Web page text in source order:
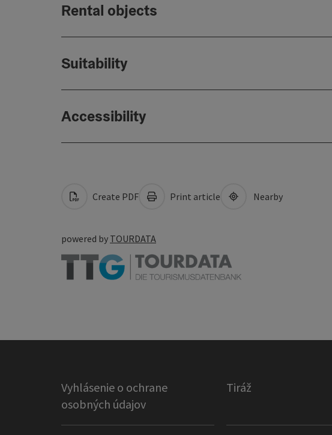
Rental objects
Suitability
Accessibility
Create PDF Print article Nearby
powered by TOURDATA
Vyhlásenie o ochrane
osobných údajov
Tiráž